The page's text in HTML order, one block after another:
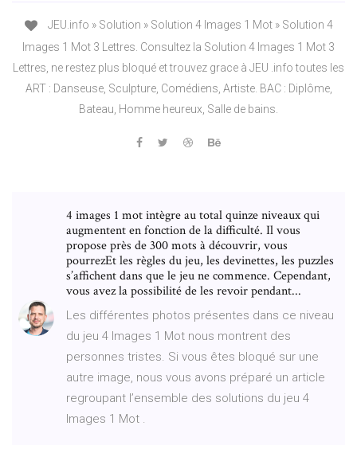
JEU.info » Solution » Solution 4 Images 1 Mot » Solution 4
Images 1 Mot 3 Lettres. Consultez la Solution 4 Images 1 Mot 3
Lettres, ne restez plus bloqué et trouvez grace à JEU .info toutes les
ART : Danseuse, Sculpture, Comédiens, Artiste. BAC : Diplôme,
Bateau, Homme heureux, Salle de bains.
4 images 1 mot‏ intègre au total quinze niveaux qui
augmentent en fonction de la difficulté. Il vous
propose près de 300 mots à découvrir, vous
pourrezEt les règles du jeu, les devinettes, les puzzles
s’affichent dans que le jeu ne commence. Cependant,
vous avez la possibilité de les revoir pendant...
Les différentes photos présentes dans ce niveau
du jeu 4 Images 1 Mot nous montrent des
personnes tristes. Si vous êtes bloqué sur une
autre image, nous vous avons préparé un article
regroupant l’ensemble des solutions du jeu 4
Images 1 Mot .